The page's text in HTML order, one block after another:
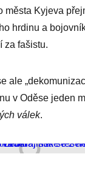
města Kyjeva
hrdinu a
za fašistu.
ale
v Oděse jeden
válek.